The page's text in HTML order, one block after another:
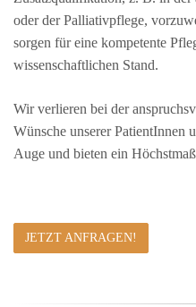
oder der Palliativpflege,
sorgen für eine kompetente
wissenschaftlichen Stand.
Wir verlieren bei der
Wünsche unserer PatientInnen
Auge und bieten ein
JETZT ANFRAGEN!